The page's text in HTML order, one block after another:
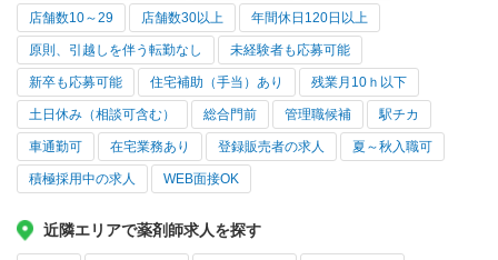
店舗数10～29 店舗数30以上 年間休日120日以上
原則、引越しを伴う転勤なし 未経験者も応募可能
新卒も応募可能 住宅補助（手当）あり 残業月10ｈ以下
土日休み（相談可含む） 総合門前 管理職候補 駅チカ
車通勤可 在宅業務あり 登録販売者の求人 夏～秋入職可
積極採用中の求人 WEB面接OK
近隣エリアで薬剤師求人を探す